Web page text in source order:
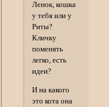
Ленок, кошка
у тебя или у
Риты?
Кличку
поменять
легко, есть
идеи?
И на какого
это кота она